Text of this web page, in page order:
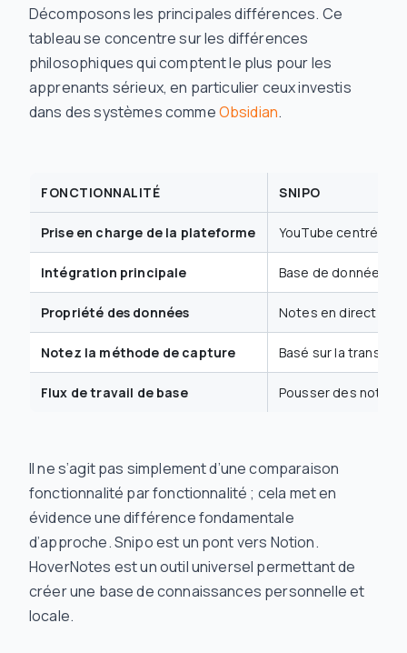
Décomposons les principales différences. Ce
tableau se concentre sur les différences
philosophiques qui comptent le plus pour les
apprenants sérieux, en particulier ceux investis
dans des systèmes commeObsidian.
FONCTIONNALITÉ SNIPO
Prise en charge de la plateforme YouTube centré
Intégration principale Base de données
Propriété des données Notes en direct
Notez la méthode de capture Basé sur la
Flux de travail de base Pousser des notes
Il ne s’agit pas simplement d’une comparaison
fonctionnalité par fonctionnalité ; cela met en
évidence une différence fondamentale
d’approche. Snipo est un pont vers Notion.
HoverNotes est un outil universel permettant de
créer une base de connaissances personnelle et
locale.